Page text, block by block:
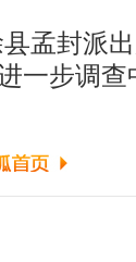
封派出
一步调查